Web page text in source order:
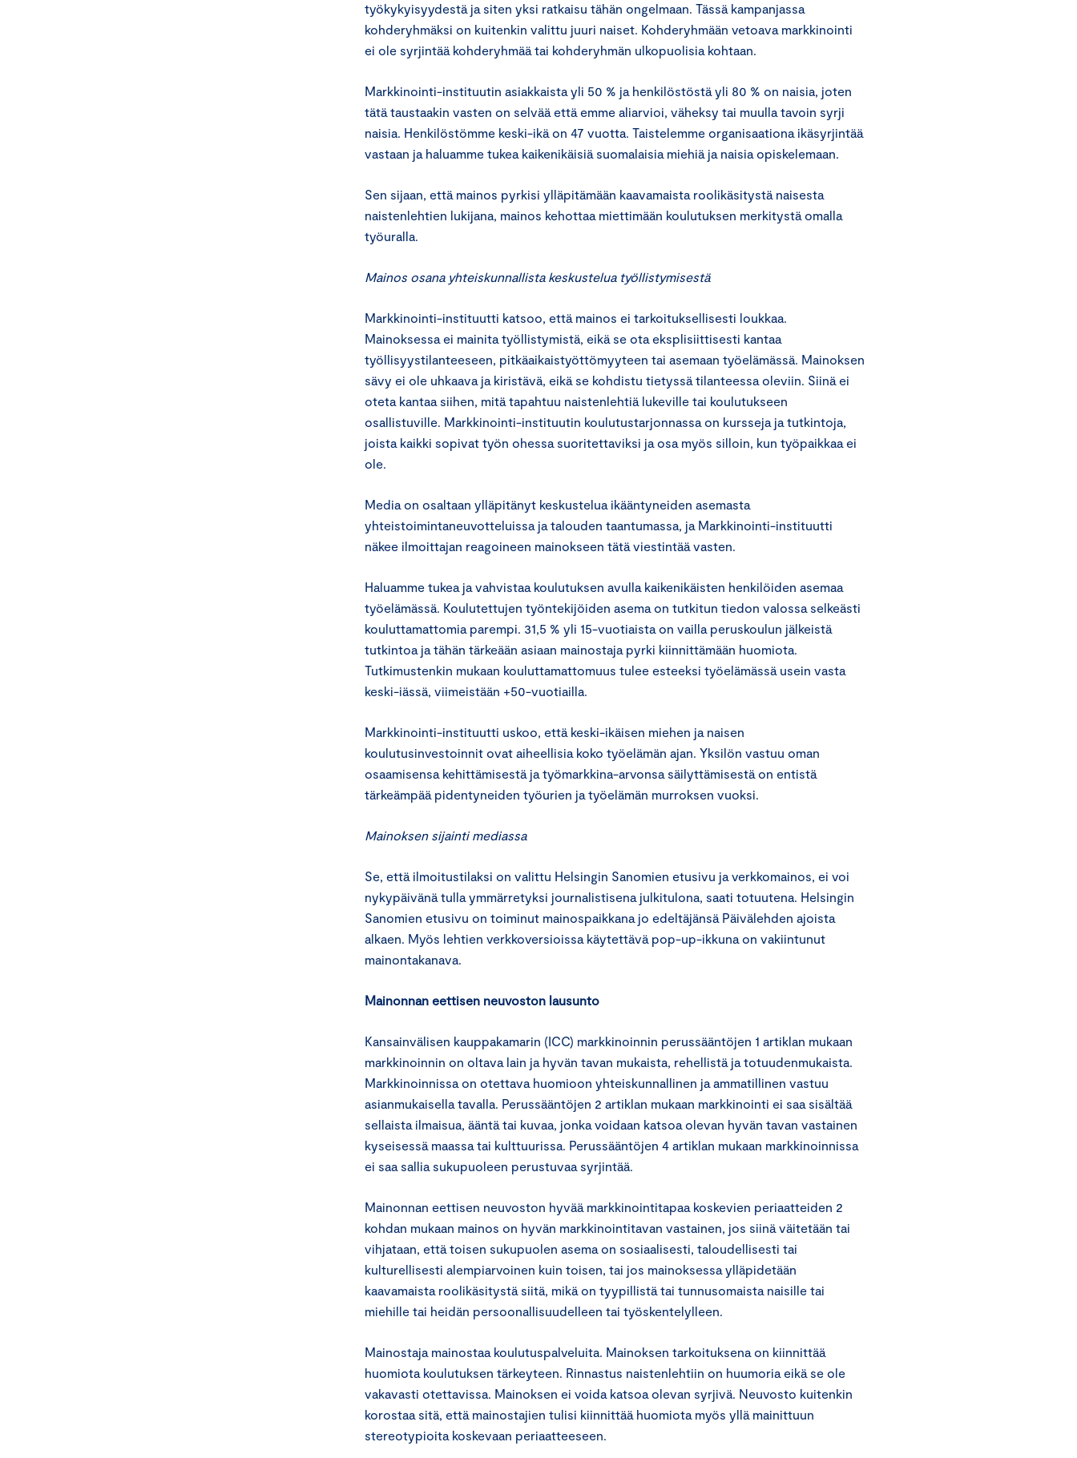
työkykyisyydestä ja siten yksi ratkaisu tähän ongelmaan. Tässä kampanjassa
kohderyhmäksi on kuitenkin valittu juuri naiset. Kohderyhmään vetoava markkinointi
ei ole syrjintää kohderyhmää tai kohderyhmän ulkopuolisia kohtaan.
Markkinointi-instituutin asiakkaista yli 50 % ja henkilöstöstä yli 80 % on naisia, joten
tätä taustaakin vasten on selvää että emme aliarvioi, väheksy tai muulla tavoin syrji
naisia. Henkilöstömme keski-ikä on 47 vuotta. Taistelemme organisaationa ikäsyrjintää
vastaan ja haluamme tukea kaikenikäisiä suomalaisia miehiä ja naisia opiskelemaan.
Sen sijaan, että mainos pyrkisi ylläpitämään kaavamaista roolikäsitystä naisesta
naistenlehtien lukijana, mainos kehottaa miettimään koulutuksen merkitystä omalla
työuralla.
Mainos osana yhteiskunnallista keskustelua työllistymisestä
Markkinointi-instituutti katsoo, että mainos ei tarkoituksellisesti loukkaa.
Mainoksessa ei mainita työllistymistä, eikä se ota eksplisiittisesti kantaa
työllisyystilanteeseen, pitkäaikaistyöttömyyteen tai asemaan työelämässä. Mainoksen
sävy ei ole uhkaava ja kiristävä, eikä se kohdistu tietyssä tilanteessa oleviin. Siinä ei
oteta kantaa siihen, mitä tapahtuu naistenlehtiä lukeville tai koulutukseen
osallistuville. Markkinointi-instituutin koulutustarjonnassa on kursseja ja tutkintoja,
joista kaikki sopivat työn ohessa suoritettaviksi ja osa myös silloin, kun työpaikkaa ei
ole.
Media on osaltaan ylläpitänyt keskustelua ikääntyneiden asemasta
yhteistoimintaneuvotteluissa ja talouden taantumassa, ja Markkinointi-instituutti
näkee ilmoittajan reagoineen mainokseen tätä viestintää vasten.
Haluamme tukea ja vahvistaa koulutuksen avulla kaikenikäisten henkilöiden asemaa
työelämässä. Koulutettujen työntekijöiden asema on tutkitun tiedon valossa selkeästi
kouluttamattomia parempi. 31,5 % yli 15-vuotiaista on vailla peruskoulun jälkeistä
tutkintoa ja tähän tärkeään asiaan mainostaja pyrki kiinnittämään huomiota.
Tutkimustenkin mukaan kouluttamattomuus tulee esteeksi työelämässä usein vasta
keski-iässä, viimeistään +50-vuotiailla.
Markkinointi-instituutti uskoo, että keski-ikäisen miehen ja naisen
koulutusinvestoinnit ovat aiheellisia koko työelämän ajan. Yksilön vastuu oman
osaamisensa kehittämisestä ja työmarkkina-arvonsa säilyttämisestä on entistä
tärkeämpää pidentyneiden työurien ja työelämän murroksen vuoksi.
Mainoksen sijainti mediassa
Se, että ilmoitustilaksi on valittu Helsingin Sanomien etusivu ja verkkomainos, ei voi
nykypäivänä tulla ymmärretyksi journalistisena julkitulona, saati totuutena. Helsingin
Sanomien etusivu on toiminut mainospaikkana jo edeltäjänsä Päivälehden ajoista
alkaen. Myös lehtien verkkoversioissa käytettävä pop-up-ikkuna on vakiintunut
mainontakanava.
Mainonnan eettisen neuvoston lausunto
Kansainvälisen kauppakamarin (ICC) markkinoinnin perussääntöjen 1 artiklan mukaan
markkinoinnin on oltava lain ja hyvän tavan mukaista, rehellistä ja totuudenmukaista.
Markkinoinnissa on otettava huomioon yhteiskunnallinen ja ammatillinen vastuu
asianmukaisella tavalla. Perussääntöjen 2 artiklan mukaan markkinointi ei saa sisältää
sellaista ilmaisua, ääntä tai kuvaa, jonka voidaan katsoa olevan hyvän tavan vastainen
kyseisessä maassa tai kulttuurissa. Perussääntöjen 4 artiklan mukaan markkinoinnissa
ei saa sallia sukupuoleen perustuvaa syrjintää.
Mainonnan eettisen neuvoston hyvää markkinointitapaa koskevien periaatteiden 2
kohdan mukaan mainos on hyvän markkinointitavan vastainen, jos siinä väitetään tai
vihjataan, että toisen sukupuolen asema on sosiaalisesti, taloudellisesti tai
kulturellisesti alempiarvoinen kuin toisen, tai jos mainoksessa ylläpidetään
kaavamaista roolikäsitystä siitä, mikä on tyypillistä tai tunnusomaista naisille tai
miehille tai heidän persoonallisuudelleen tai työskentelylleen.
Mainostaja mainostaa koulutuspalveluita. Mainoksen tarkoituksena on kiinnittää
huomiota koulutuksen tärkeyteen. Rinnastus naistenlehtiin on huumoria eikä se ole
vakavasti otettavissa. Mainoksen ei voida katsoa olevan syrjivä. Neuvosto kuitenkin
korostaa sitä, että mainostajien tulisi kiinnittää huomiota myös yllä mainittuun
stereotypioita koskevaan periaatteeseen.